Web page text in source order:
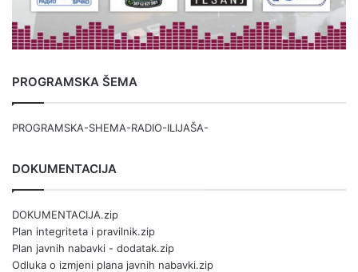
PROGRAMSKA ŠEMA
PROGRAMSKA-SHEMA-RADIO-ILIJAŠA-
DOKUMENTACIJA
DOKUMENTACIJA.zip
Plan integriteta i pravilnik.zip
Plan javnih nabavki - dodatak.zip
Odluka o izmjeni plana javnih nabavki.zip